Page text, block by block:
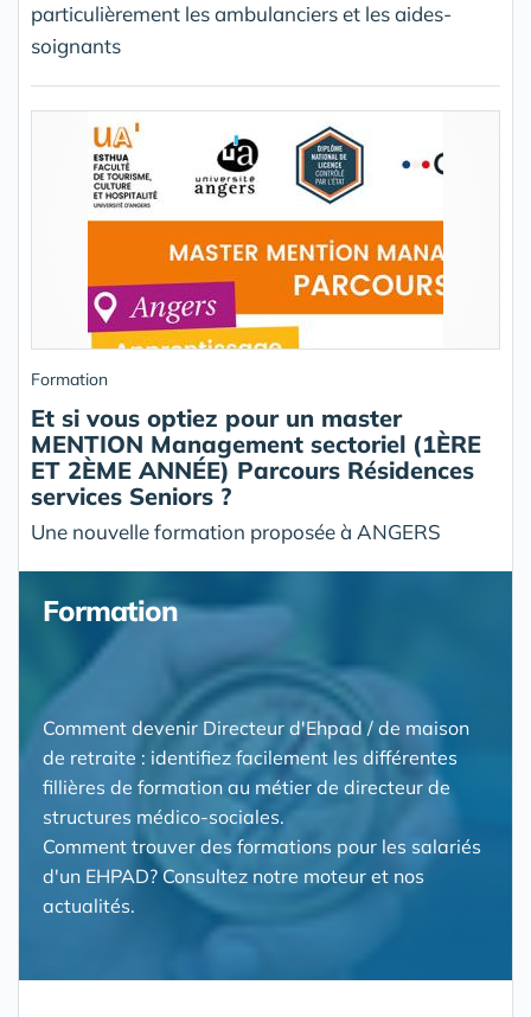
particulièrement les ambulanciers et les aides-
soignants
Formation
Et si vous optiez pour un master
MENTION Management sectoriel (1ÈRE
ET 2ÈME ANNÉE) Parcours Résidences
services Seniors ?
Une nouvelle formation proposée à ANGERS
Formation
Comment devenir Directeur d'Ehpad / de maison
de retraite : identifiez facilement les différentes
fillières de formation au métier de directeur de
structures médico-sociales.
Comment trouver des formations pour les salariés
d'un EHPAD? Consultez notre moteur et nos
actualités.